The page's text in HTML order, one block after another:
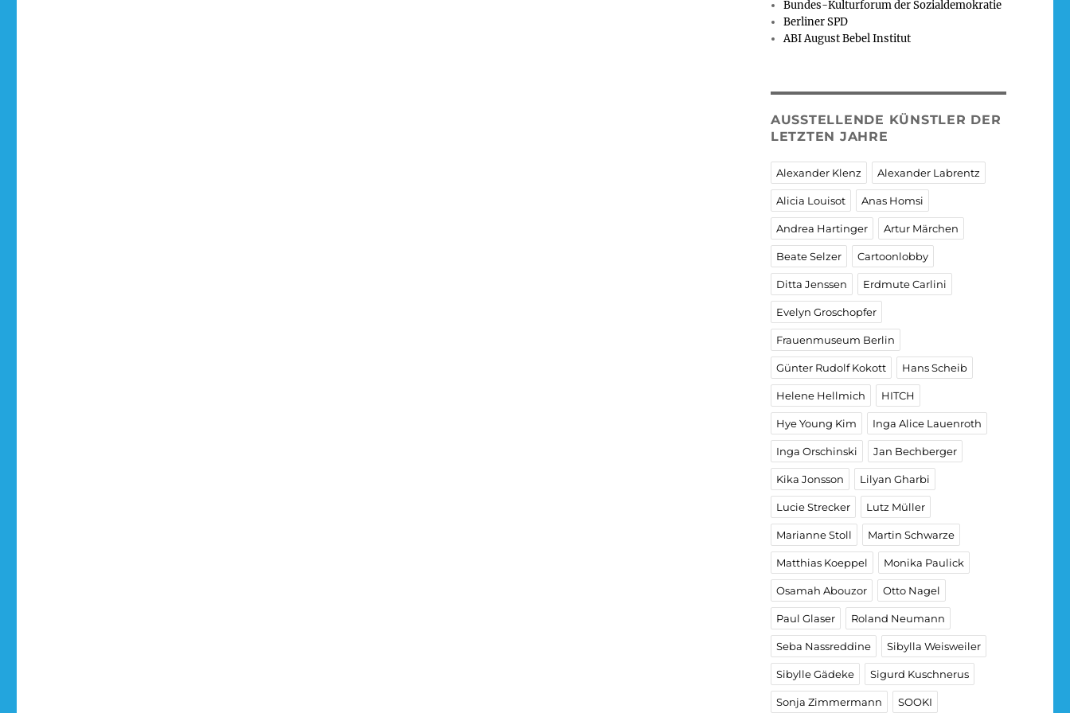
Bundes-Kulturforum der Sozialdemokratie
Berliner SPD
ABI August Bebel Institut
AUSSTELLENDE KÜNSTLER DER
LETZTEN JAHRE
Alexander Klenz Alexander Labrentz
Alicia Louisot Anas Homsi
Andrea Hartinger Artur Märchen
Beate Selzer Cartoonlobby
Ditta Jenssen Erdmute Carlini
Evelyn Groschopfer
Frauenmuseum Berlin
Günter Rudolf Kokott Hans Scheib
Helene Hellmich HITCH
Hye Young Kim Inga Alice Lauenroth
Inga Orschinski Jan Bechberger
Kika Jonsson Lilyan Gharbi
Lucie Strecker Lutz Müller
Marianne Stoll Martin Schwarze
Matthias Koeppel Monika Paulick
Osamah Abouzor Otto Nagel
Paul Glaser Roland Neumann
Seba Nassreddine Sibylla Weisweiler
Sibylle Gädeke Sigurd Kuschnerus
Sonja Zimmermann SOOKI